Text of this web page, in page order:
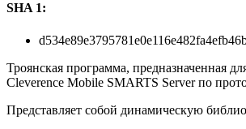
SHA 1:
Троянская программа, предназначенная
Cleverence Mobile SMARTS Server по
Представляет собой динамическую